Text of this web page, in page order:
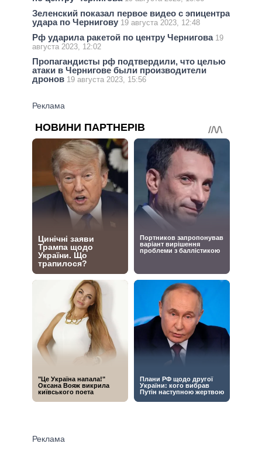
Зеленский показал первое видео с эпицентра
удара по Чернигову 19 августа 2023, 12:48
Рф ударила ракетой по центру Чернигова 19
августа 2023, 12:02
Пропагандисты рф подтвердили, что целью
атаки в Чернигове были производители
дронов 19 августа 2023, 15:56